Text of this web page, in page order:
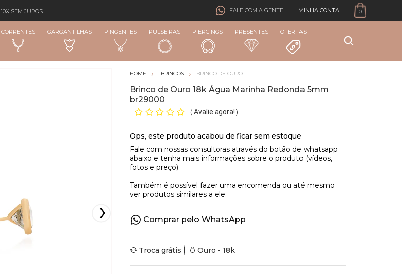
10X SEM JUROS FALE COM A GENTE MINHA CONTA 0
CORRENTES GARGANTILHAS PINGENTES PULSEIRAS PIERCINGS PRESENTES OFERTAS
BRINCOS BRINCO DE OURO
Brinco de Ouro 18k Água Marinha Redonda 5mm
br29000
( Avalie agora! )
Comprar pelo WhatsApp
Troca grátis Ouro - 18k